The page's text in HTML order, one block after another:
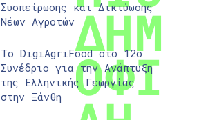
Συσπείρωσης και Δικτύωσης
Νέων Αγροτών
Το DigiAgriFood στο 12ο
Συνέδριο για την Ανάπτυξη
της Ελληνικής Γεωργίας
στην Ξάνθη